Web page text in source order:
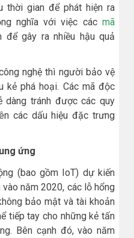
thời gian để phát hiện ra
nghĩa với việc các mã
để gây ra nhiều hậu quả
nghệ thì người bảo vệ
kẻ phá hoại. Các mã độc
tránh được các quy
các dấu hiệu đặc trưng
ứng
(bao gồm IoT) dự kiến
năm 2020, các lỗ hổng
bảo mật và tài khoản
tiếp tay cho những kẻ tấn
Bên cạnh đó, vào năm